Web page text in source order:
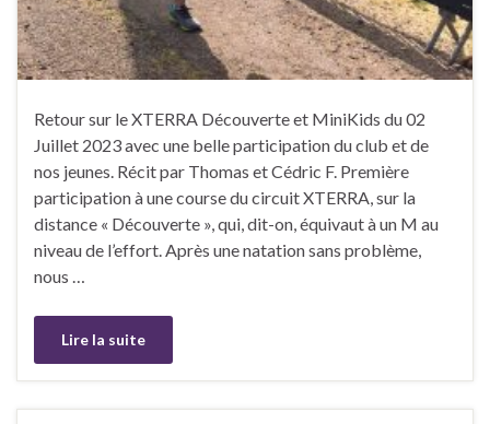
Retour sur le XTERRA Découverte et MiniKids du 02
Juillet 2023 avec une belle participation du club et de
nos jeunes. Récit par Thomas et Cédric F. Première
participation à une course du circuit XTERRA, sur la
distance « Découverte », qui, dit-on, équivaut à un M au
niveau de l’effort. Après une natation sans problème,
nous …
Lire la suite